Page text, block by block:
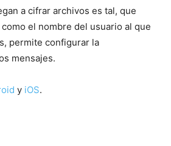
a cifrar archivos es tal, que
el nombre del usuario al que
permite configurar la
mensajes.
y iOS.